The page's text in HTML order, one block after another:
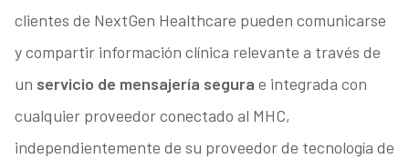
clientes de NextGen Healthcare pueden comunicarse
y compartir información clínica relevante a través de
un servicio de mensajería segura e integrada con
cualquier proveedor conectado al MHC,
independientemente de su proveedor de tecnología de